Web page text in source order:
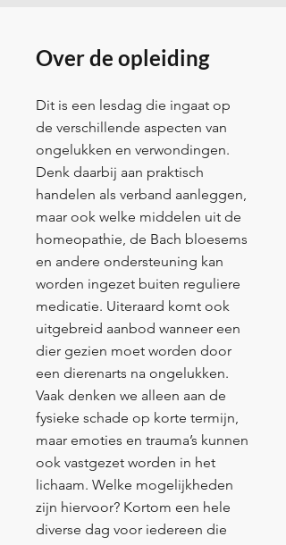
Over de opleiding
Dit is een lesdag die ingaat op
de verschillende aspecten van
ongelukken en verwondingen.
Denk daarbij aan praktisch
handelen als verband aanleggen,
maar ook welke middelen uit de
homeopathie, de Bach bloesems
en andere ondersteuning kan
worden ingezet buiten reguliere
medicatie. Uiteraard komt ook
uitgebreid aanbod wanneer een
dier gezien moet worden door
een dierenarts na ongelukken.
Vaak denken we alleen aan de
fysieke schade op korte termijn,
maar emoties en trauma’s kunnen
ook vastgezet worden in het
lichaam. Welke mogelijkheden
zijn hiervoor? Kortom een hele
diverse dag voor iedereen die